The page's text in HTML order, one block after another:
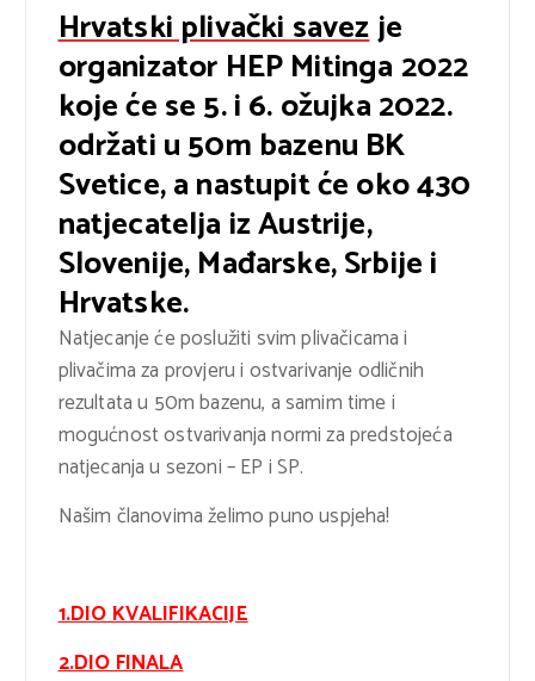
Hrvatski plivački savezje
organizator HEP Mitinga 2022
koje će se 5. i 6. ožujka 2022.
održati u 50m bazenu BK
Svetice, a nastupit će oko 430
natjecatelja iz Austrije,
Slovenije, Mađarske, Srbije i
Hrvatske.
Natjecanje će poslužiti svim plivačicama i
plivačima za provjeru i ostvarivanje odličnih
rezultata u 50m bazenu, a samim time i
mogućnost ostvarivanja normi za predstojeća
natjecanja u sezoni – EP i SP.
Našim članovima želimo puno uspjeha!
1.DIO KVALIFIKACIJE
2.DIO FINALA